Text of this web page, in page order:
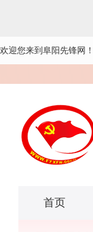
欢迎您来到阜阳先锋网！
首页